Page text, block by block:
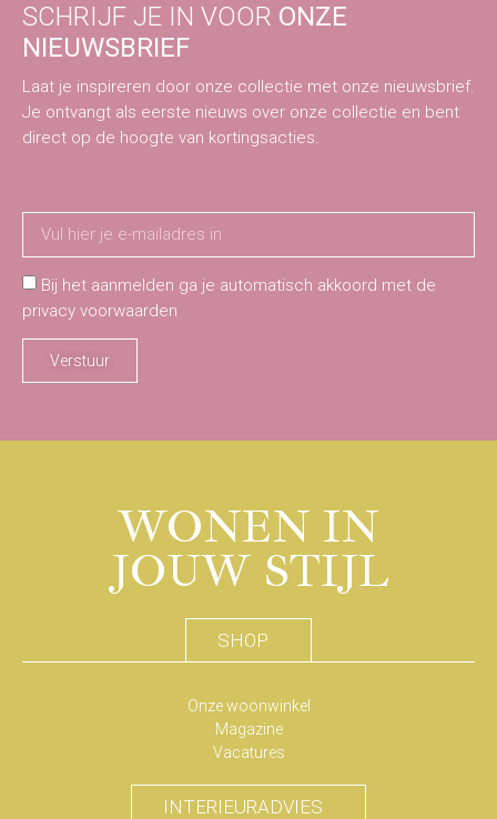
SCHRIJF JE IN VOOR ONZE
NIEUWSBRIEF
Laat je inspireren door onze collectie met onze nieuwsbrief.
Je ontvangt als eerste nieuws over onze collectie en bent
direct op de hoogte van kortingsacties.
Bij het aanmelden ga je automatisch akkoord met de
privacy voorwaarden
Verstuur
WONEN IN
JOUW STIJL
SHOP
Onze woonwinkel
Magazine
Vacatures
INTERIEURADVIES